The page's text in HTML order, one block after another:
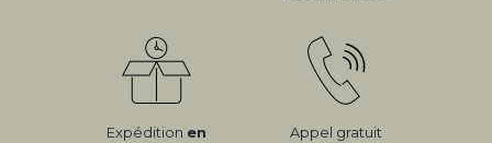
Expédition en
Appel gratuit